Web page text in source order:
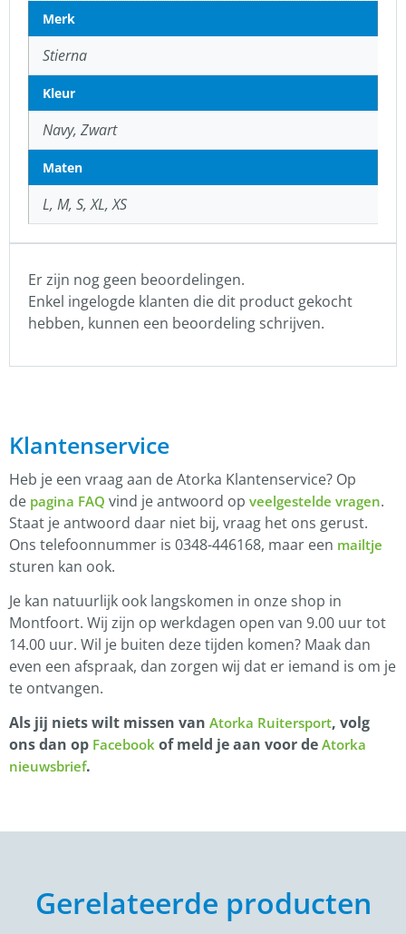
Merk
Stierna
Kleur
Navy, Zwart
Maten
L, M, S, XL, XS
Er zijn nog geen beoordelingen.
Enkel ingelogde klanten die dit product gekocht
hebben, kunnen een beoordeling schrijven.
Klantenservice
Heb je een vraag aan de Atorka Klantenservice? Op
de pagina FAQ vind je antwoord op veelgestelde vragen.
Staat je antwoord daar niet bij, vraag het ons gerust.
Ons telefoonnummer is 0348-446168, maar een mailtje
sturen kan ook.
Je kan natuurlijk ook langskomen in onze shop in
Montfoort. Wij zijn op werkdagen open van 9.00 uur tot
14.00 uur. Wil je buiten deze tijden komen? Maak dan
even een afspraak, dan zorgen wij dat er iemand is om je
te ontvangen.
Als jij niets wilt missen van Atorka Ruitersport, volg
ons dan op Facebook of meld je aan voor de Atorka
nieuwsbrief.
Gerelateerde producten